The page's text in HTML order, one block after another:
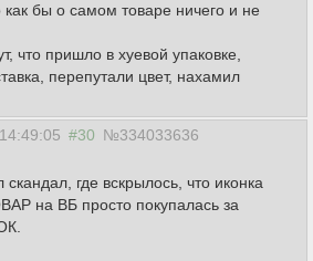
как бы о самом товаре ничего и не
что пришло в хуевой упаковке,
перепутали цвет, нахамил
#30 №334033636
где вскрылось, что иконка
на ВБ просто покупалась за